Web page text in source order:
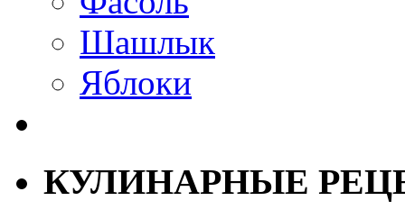
Шашлык
Яблоки
КУЛИНАРНЫЕ